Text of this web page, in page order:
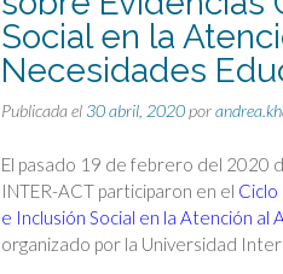
Social en la
Necesidades
Publicada el 30 abril, 2020por
El pasado 19 de febrero del 2020
INTER-ACT participaron en el
e Inclusión Social en la Atención al
organizado por la Universidad